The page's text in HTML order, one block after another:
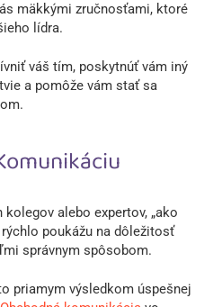
mäkkými zručnosťami, ktoré
lídra.
váš tím, poskytnúť vám iný
a pomôže vám stať sa
alebo expertov, „ako
poukážu na dôležitosť
správnym spôsobom.
priamym výsledkom úspešnej